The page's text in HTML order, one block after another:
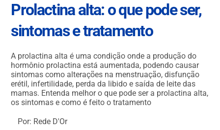
Prolactina alta: o que pode ser,
sintomas e tratamento
A prolactina alta é uma condição onde a produção do
hormônio prolactina está aumentada, podendo causar
sintomas como alterações na menstruação, disfunção
erétil, infertilidade, perda da libido e saída de leite das
mamas. Entenda melhor o que pode ser a prolactina alta,
os sintomas e como é feito o tratamento
Por: Rede D'Or